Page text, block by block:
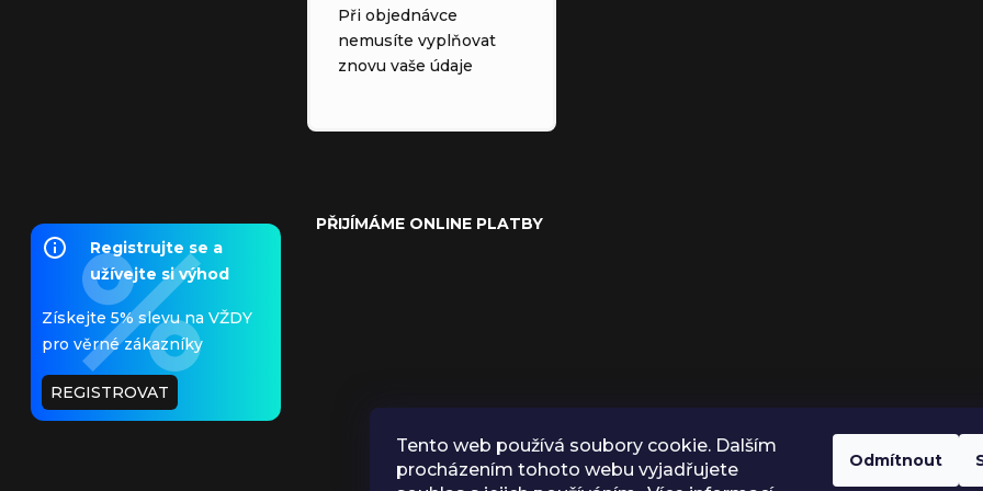
Tento web používá soubory cookie. Dalším
procházením tohoto webu vyjadřujete
Odmítnout
Při objednávce
nemusíte vyplňovat
znovu vaše údaje
Registrujte se a
užívejte si výhod
Získejte 5% slevu na VŽDY
pro věrné zákazníky
REGISTROVAT
PŘIJÍMÁME ONLINE PLATBY